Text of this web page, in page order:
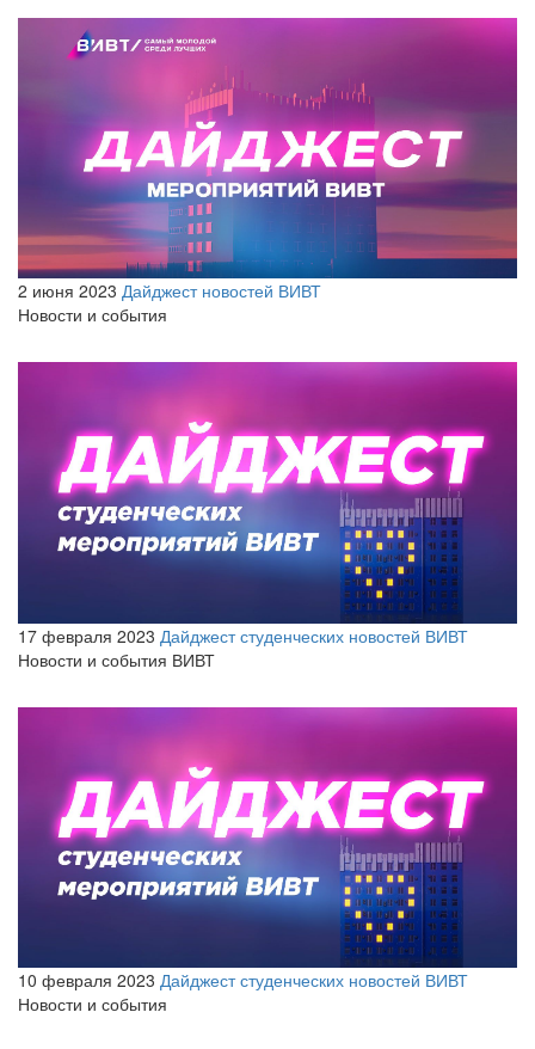
2 июня 2023 Дайджест новостей ВИВТ
Новости и события
17 февраля 2023 Дайджест студенческих новостей ВИВТ
Новости и события ВИВТ
10 февраля 2023 Дайджест студенческих новостей ВИВТ
Новости и события